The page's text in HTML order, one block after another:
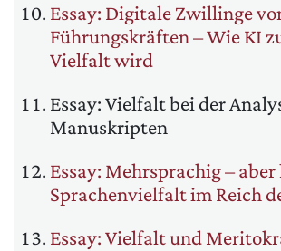
Essay: Digitale Zwillinge
Führungskräften – Wie KI
Vielfalt wird
Essay: Vielfalt bei der
Manuskripten
Essay: Mehrsprachig –
Sprachenvielfalt im Reich
Essay: Vielfalt und